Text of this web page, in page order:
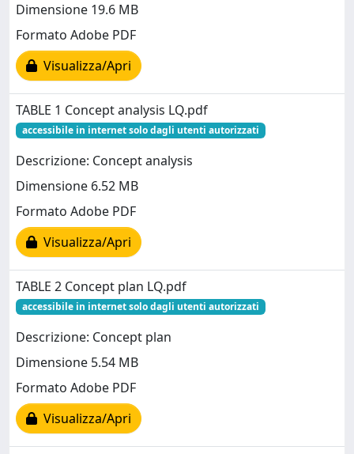
Dimensione 19.6 MB
Formato Adobe PDF
Visualizza/Apri
TABLE 1 Concept analysis LQ.pdf
accessibile in internet solo dagli utenti autorizzati
Descrizione: Concept analysis
Dimensione 6.52 MB
Formato Adobe PDF
Visualizza/Apri
TABLE 2 Concept plan LQ.pdf
accessibile in internet solo dagli utenti autorizzati
Descrizione: Concept plan
Dimensione 5.54 MB
Formato Adobe PDF
Visualizza/Apri